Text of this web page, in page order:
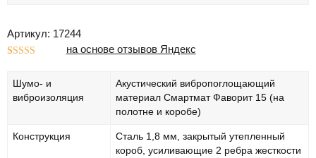
Артикул: 17244
основе
опроса
пользователя
на основе отзывов Яндекс
Шумо- и
виброизоляция
Акустический вибропоглощающий
материал Смартмат Фаворит 15 (на
полотне и коробе)
Конструкция
Сталь 1,8 мм, закрытый утепленный
короб, усиливающие 2 ребра жесткости